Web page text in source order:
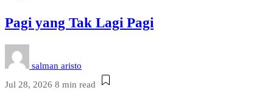
Pagi yang Tak Lagi Pagi
salman aristo
Jul 28, 2026 8 min read